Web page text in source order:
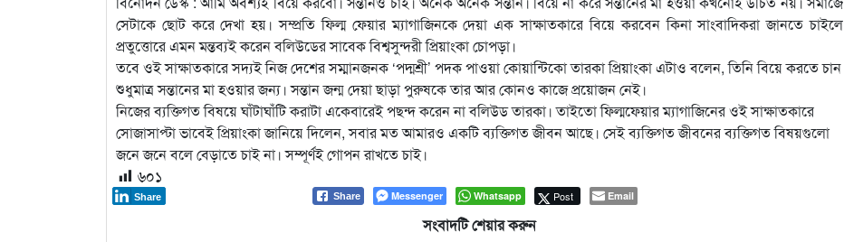
সেটাকে ছোট করে দেখা হয়। সম্প্রতি ফিল্ম ফেয়ার ম্যাগাজিনকে দেয়া এক সাক্ষাতকারে বিয়ে করবেন কিনা সাংবাদিকরা জানতে চাইলে
প্রতুত্তোরে এমন মন্তব্যই করেন বলিউডের সাবেক বিশ্বসুন্দরী প্রিয়াংকা চোপড়া।
তবে ওই সাক্ষাতকারে সদ্যই নিজ দেশের সম্মানজনক ‘পদ্মশ্রী’ পদক পাওয়া কোয়ান্টিকো তারকা প্রিয়াংকা এটাও বলেন, তিনি বিয়ে করতে চান
শুধুমাত্র সন্তানের মা হওয়ার জন্য। সন্তান জন্ম দেয়া ছাড়া পুরুষকে তার আর কোনও কাজে প্রয়োজন নেই।
নিজের ব্যক্তিগত বিষয়ে ঘাঁটাঘাঁটি করাটা একেবারেই পছন্দ করেন না বলিউড তারকা। তাইতো ফিল্মফেয়ার ম্যাগাজিনের ওই সাক্ষাতকারে
সোজাসাপ্টা ভাবেই প্রিয়াংকা জানিয়ে দিলেন, সবার মত আমারও একটি ব্যক্তিগত জীবন আছে। সেই ব্যক্তিগত জীবনের ব্যক্তিগত বিষয়গুলো
জনে জনে বলে বেড়াতে চাই না। সম্পূর্ণই গোপন রাখতে চাই।
৬০১
Share Messenger Whatsapp Post
Share Email
সংবাদটি শেয়ার করুন